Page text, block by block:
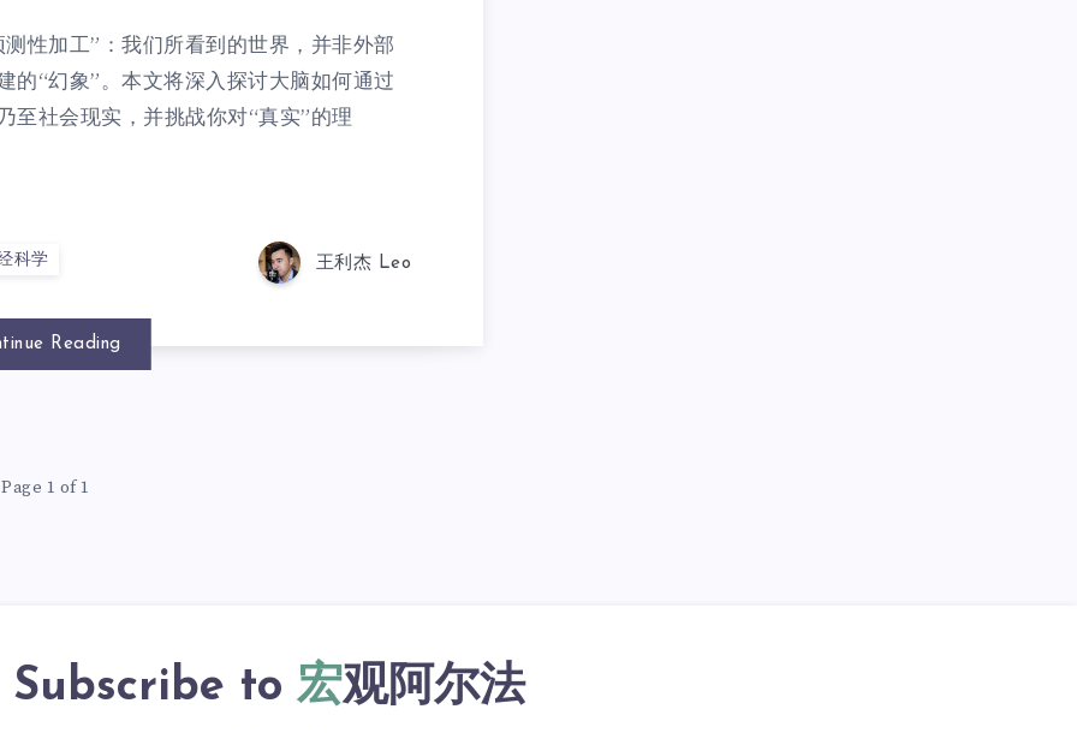
性加工”：我们所看到的世界，并非外部
的“幻象”。本文将深入探讨大脑如何通过
至社会现实，并挑战你对“真实”的理
科学 王利杰 Leo
Reading
Page 1 of 1
Subscribe to 宏观阿尔法